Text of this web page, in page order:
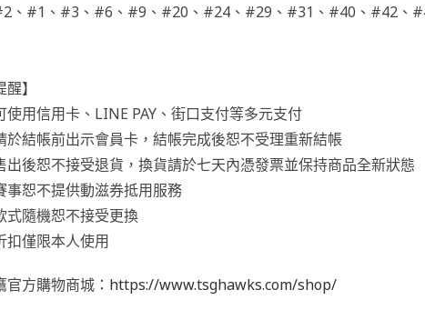
、#1、#3、#6、#9、#20、#24、#29、#31、#40、#42、
醒】
用信用卡、LINE PAY、街口支付等多元支付
結帳前出示會員卡，結帳完成後恕不受理重新結帳
後恕不接受退貨，換貨請於七天內憑發票並保持商品全新狀態
恕不提供動滋券抵用服務
隨機恕不接受更換
僅限本人使用
官方購物商城： https://www.tsghawks.com/shop/